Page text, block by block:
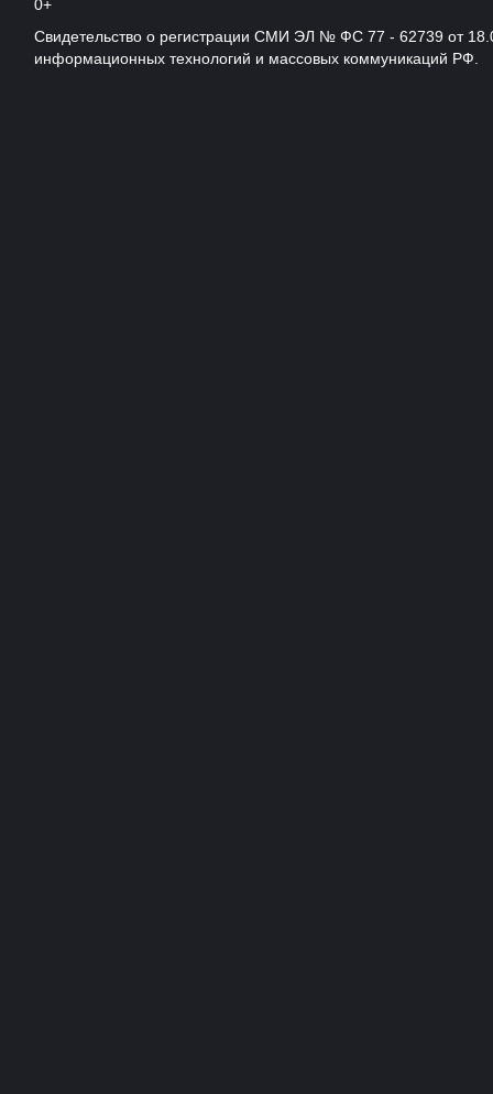
0+
Свидетельство о регистрации СМИ ЭЛ № ФС 77 - 62739 от
информационных технологий и массовых коммуникаций РФ.